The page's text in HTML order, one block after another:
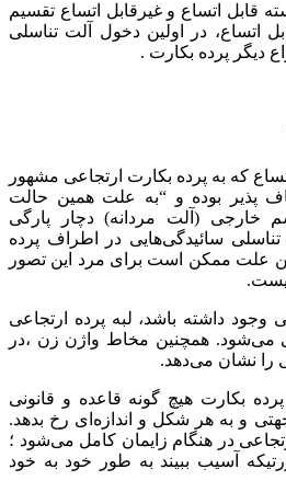
قابل اتساع و غیرقابل اتساع تقسیم
اتساع، در اولین دخول آلت تناسلی
دیگر پرده بکارت .
که به پرده بکارت ارتجاعی مشهور
پذیر بوده و “به علت همین حالت
خارجی (آلت مردانه) دچار پارگی
سائیدگی‌هایی در اطراف پرده
علت ممکن است برای مرد این تصور
داشته باشد، لبه پرده ارتجاعی
همچنین مخاط واژن زن ،در
را نشان می‌دهد.
بکارت هیچ گونه قاعده و قانونی
و به هر شکل و اندازه‌ای رخ بدهد.
در هنگام زایمان کامل می‌شود ؛
آسیب ببیند به طور خود به خود